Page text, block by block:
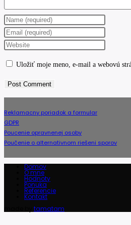
Enter
your
name
to
Enter
your
to
Enter
URL
Uložiť moje meno, e-mail a webovú
Reklamacny poriadok a formular
GDPR
Poucenie opravnenej osoby
Poučenie o alternativnom riešeni sporov
Domov
O mne
Hodnoty
Ponuka
Referencie
Kontakt
tamatam